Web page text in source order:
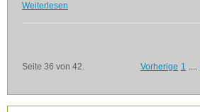
Weiterlesen
Seite 36 von 42. Vorherige 1 ....